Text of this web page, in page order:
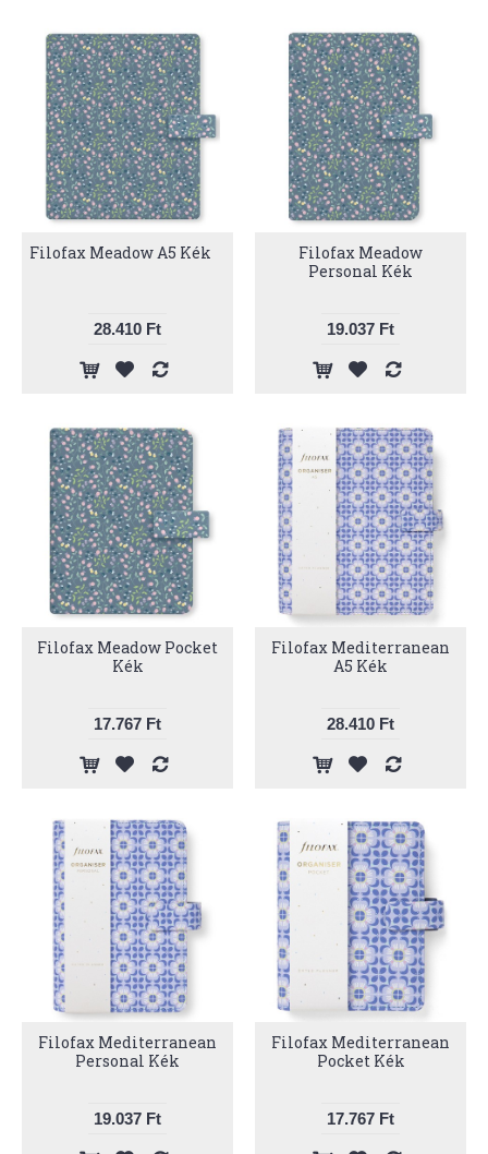
Filofax Meadow A5 Kék
28.410 Ft
Filofax Meadow
Personal Kék
19.037 Ft
Filofax Meadow Pocket
Kék
17.767 Ft
Filofax Mediterranean
A5 Kék
28.410 Ft
Filofax Mediterranean
Personal Kék
19.037 Ft
Filofax Mediterranean
Pocket Kék
17.767 Ft